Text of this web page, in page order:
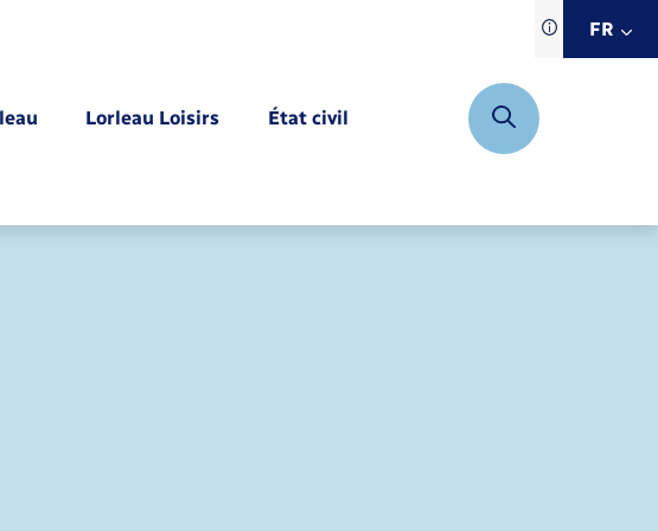
Traduction
siteFR
Lorleau Loisirs État civil